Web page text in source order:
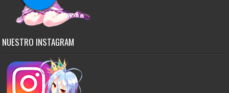
NUESTRO INSTAGRAM